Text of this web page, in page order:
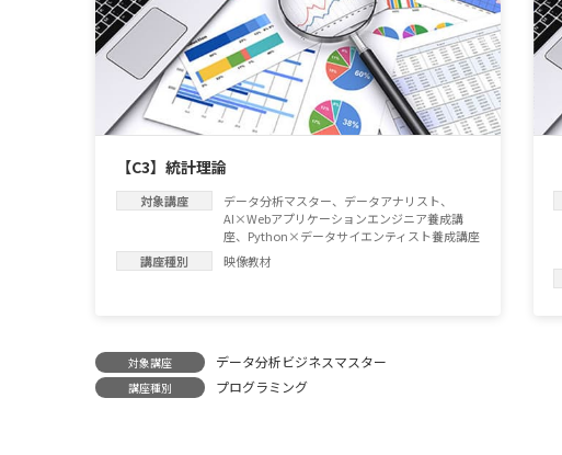
【C3】統計理論
対象講座 データ分析マスター、 データアナリスト、
AI×Webアプリケーションエンジニア養成講
座、 Python×データサイエンティスト養成講座
講座種別
映像教材
対象講座 データ分析ビジネスマスター
講座種別 プログラミング